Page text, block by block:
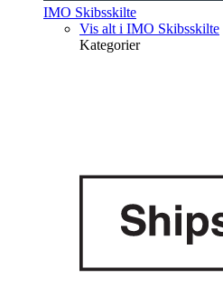
IMO Skibsskilte
Vis alt i IMO Skibsskilte
Kategorier